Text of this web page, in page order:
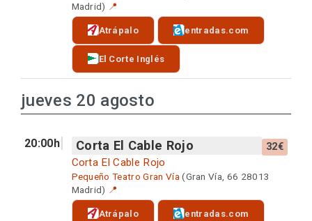
Madrid) 📍
Atrápalo entradas.com
El Corte Inglés
jueves 20 agosto
20:00h Corta El Cable Rojo 32€
Corta El Cable Rojo
Pequeño Teatro Gran Vía(Gran Vía, 66 28013
Madrid) 📍
Atrápalo entradas.com